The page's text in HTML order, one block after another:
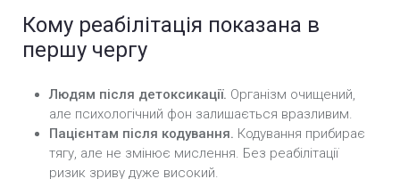
Кому реабілітація показана в
першу чергу
Людям після детоксикації. Організм очищений,
але психологічний фон залишається вразливим.
Пацієнтам після кодування. Кодування прибирає
тягу, але не змінює мислення. Без реабілітації
ризик зриву дуже високий.